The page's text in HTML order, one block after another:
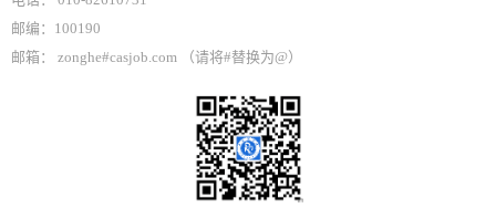
邮编：100190
邮箱： zonghe#casjob.com （请将#替换为@）